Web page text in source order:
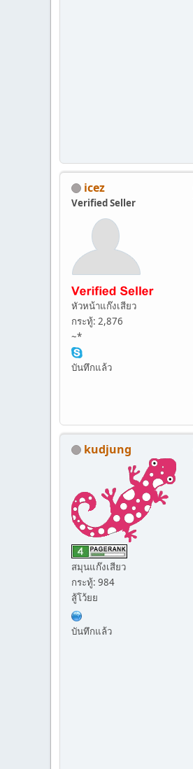
icez
Verified Seller
หัวหน้าแก๊งเสียว
กระทู้: 2,876
~*
บันทึกแล้ว
kudjung
สมุนแก๊งเสียว
กระทู้: 984
สู้โว้ยย
บันทึกแล้ว